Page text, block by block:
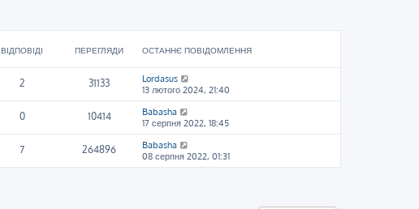
ВІДПОВІДІ ПЕРЕГЛЯДИ ОСТАННЄ ПОВІДОМЛЕННЯ
2 31133
Lordasus
13 лютого 2024, 21:40
0 10414
Babasha
17 серпня 2022, 18:45
7 264896
Babasha
08 серпня 2022, 01:31